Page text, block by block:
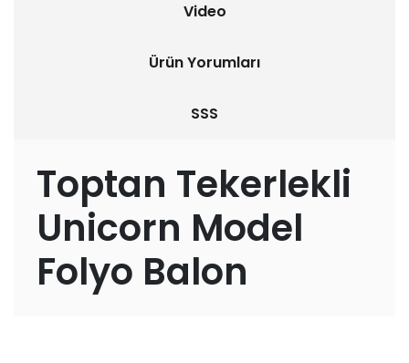
Video
Ürün Yorumları
SSS
Toptan Tekerlekli
Unicorn Model
Folyo Balon